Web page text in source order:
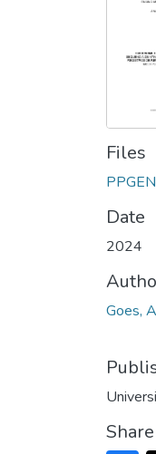
Files
Date
2024
Goes,
Share